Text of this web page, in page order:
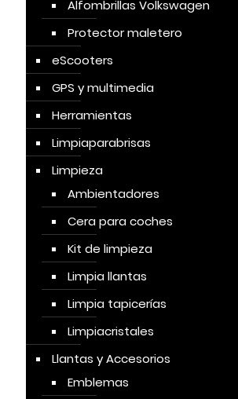
Alfombrillas Volkswagen
Protector maletero
eScooters
GPS y multimedia
Herramientas
Limpiaparabrisas
Limpieza
Ambientadores
Cera para coches
Kit de limpieza
Limpia llantas
Limpia tapicerías
Limpiacristales
Llantas y Accesorios
Emblemas